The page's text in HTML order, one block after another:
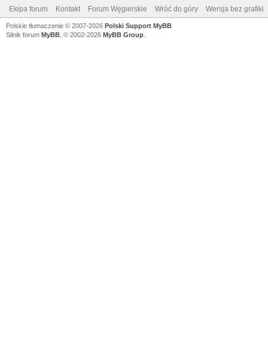
Ekipa forum Kontakt Forum Węgierskie Wróć do góry Wersja bez grafiki
Polskie tłumaczenie © 2007-2026 Polski Support MyBB
Silnik forum MyBB , © 2002-2026 MyBB Group